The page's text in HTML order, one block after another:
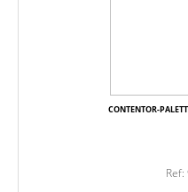
CONTENTOR-